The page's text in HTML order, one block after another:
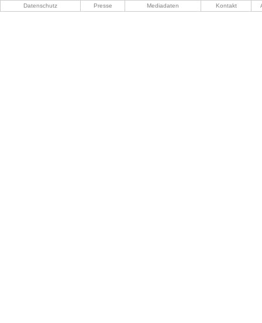
Datenschutz Presse Mediadaten Kontakt